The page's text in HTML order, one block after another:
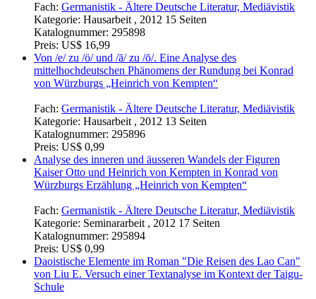
Fach: Germanistik - Ältere Deutsche Literatur, Mediävistik
Kategorie: Hausarbeit , 2012 15 Seiten
Katalognummer: 295898
Preis: US$ 16,99
Von /e/ zu /ö/ und /ā/ zu /ō/. Eine Analyse des
mittelhochdeutschen Phänomens der Rundung bei Konrad
von Würzburgs „Heinrich von Kempten“
Fach: Germanistik - Ältere Deutsche Literatur, Mediävistik
Kategorie: Hausarbeit , 2012 13 Seiten
Katalognummer: 295896
Preis: US$ 0,99
Analyse des inneren und äusseren Wandels der Figuren
Kaiser Otto und Heinrich von Kempten in Konrad von
Würzburgs Erzählung „Heinrich von Kempten“
Fach: Germanistik - Ältere Deutsche Literatur, Mediävistik
Kategorie: Seminararbeit , 2012 17 Seiten
Katalognummer: 295894
Preis: US$ 0,99
Daoistische Elemente im Roman "Die Reisen des Lao Can"
von Liu E. Versuch einer Textanalyse im Kontext der Taigu-
Schule